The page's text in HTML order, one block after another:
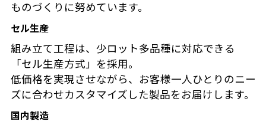
ものづくりに努めています。
セル生産
組み立て工程は、少ロット多品種に対応できる
「セル生産方式」を採用。
低価格を実現させながら、お客様一人ひとりのニー
ズに合わせカスタマイズした製品をお届けします。
国内製造